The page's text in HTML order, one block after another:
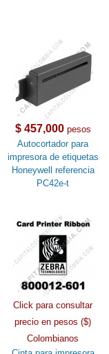
$ 457,000pesos
Autocortador para
impresora de etiquetas
Honeywell referencia
PC42e-t
Click para consultar
precio en pesos ($)
Colombianos